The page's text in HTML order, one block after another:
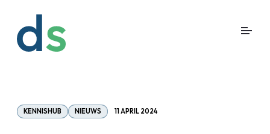
KENNISHUB NIEUWS 11 APRIL 2024